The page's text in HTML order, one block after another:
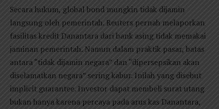
Secara hukum, global bond mungkin tidak dijamin
langsung oleh pemerintah. Reuters pernah melaporkan
fasilitas kredit Danantara dari bank asing tidak memakai
jaminan pemerintah. Namun dalam praktik pasar, batas
antara “tidak dijamin negara” dan “dipersepsikan akan
diselamatkan negara” sering kabur. Inilah yang disebut
implicit guarantee. Investor dapat membeli surat utang
bukan hanya karena percaya pada arus kas Danantara,